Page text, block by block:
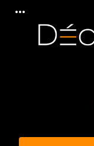
more_horiz